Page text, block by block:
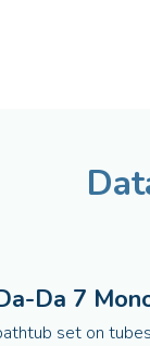
Da 7
set on tubes